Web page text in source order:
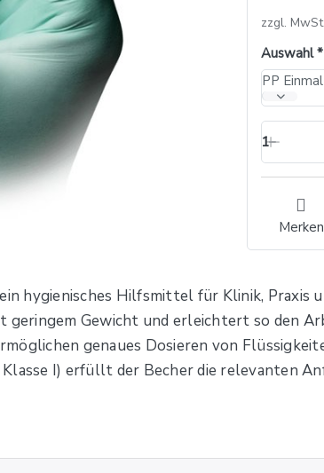
zzgl.
Auswahl
1
Merken
hygienisches Hilfsmittel für Klinik, Praxis
Gewicht und erleichtert so den
genaues Dosieren von
I) erfüllt der Becher die relevanten